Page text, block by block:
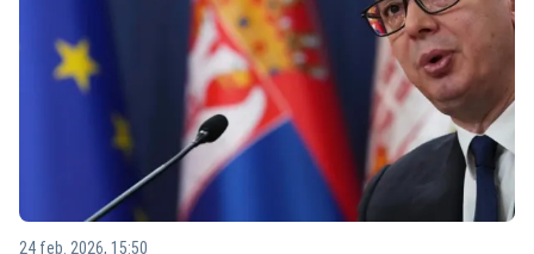
24 feb. 2026, 15:50